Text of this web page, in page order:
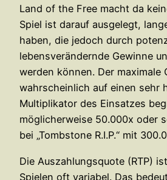
Land of the Free macht da
Spiel ist darauf ausgelegt,
haben, die jedoch durch
lebensverändernde Gewinne
werden können. Der maximale
wahrscheinlich auf einen sehr
Multiplikator des Einsatzes
möglicherweise 50.000x oder
bei „Tombstone R.I.P.“ mit
Die Auszahlungsquote (RTP)
Spielen oft variabel. Das